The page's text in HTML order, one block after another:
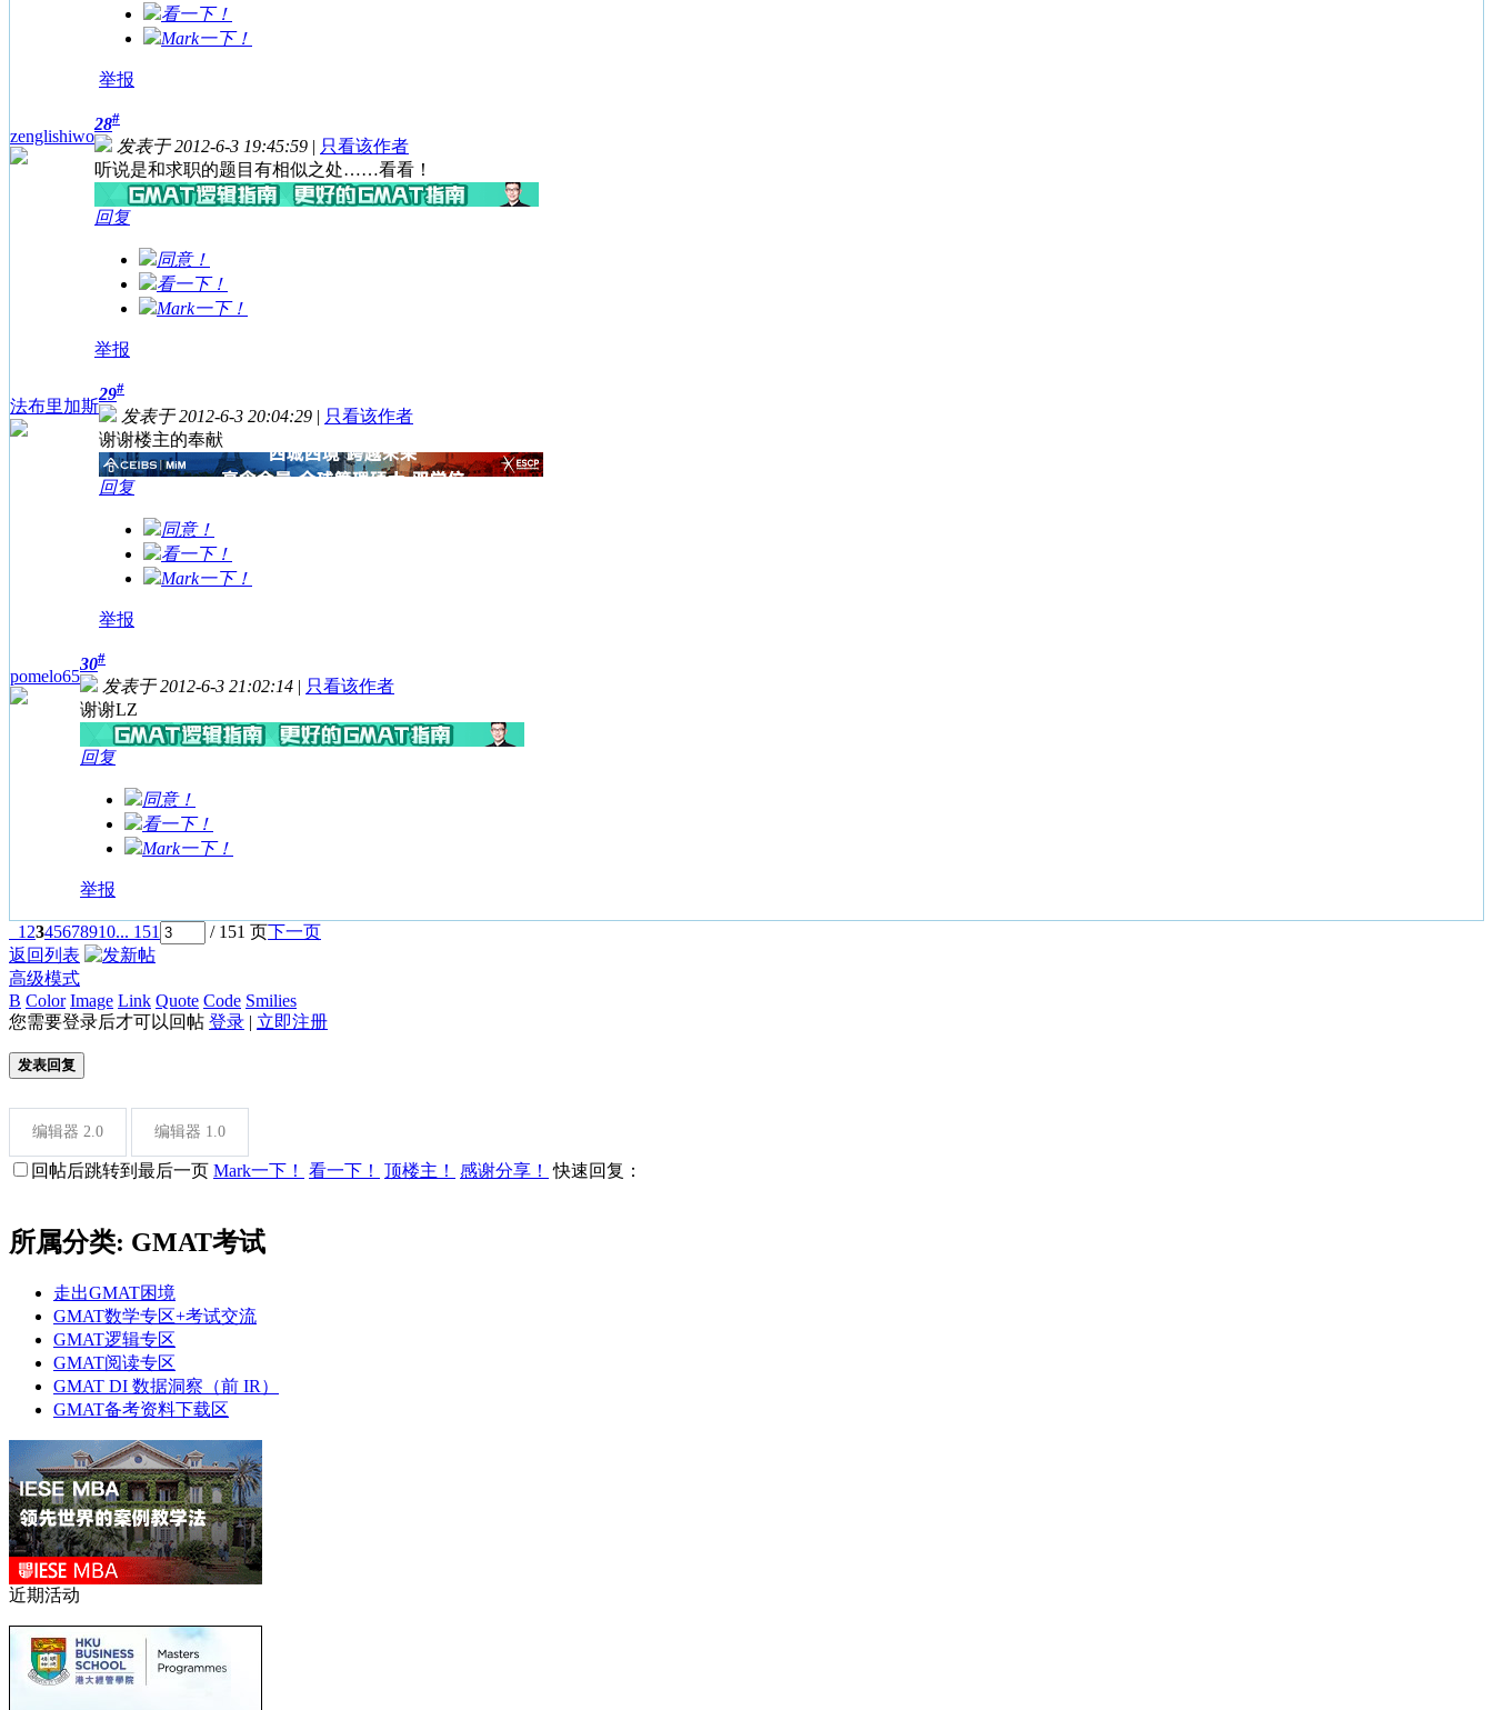
看一下！
Mark一下！
举报
zenglishiwo
28#
发表于 2012-6-3 19:45:59 | 只看该作者
听说是和求职的题目有相似之处……看看！
回复
同意！
看一下！
Mark一下！
举报
法布里加斯
29#
发表于 2012-6-3 20:04:29 | 只看该作者
谢谢楼主的奉献
回复
同意！
看一下！
Mark一下！
举报
pomelo65
30#
发表于 2012-6-3 21:02:14 | 只看该作者
谢谢LZ
回复
同意！
看一下！
Mark一下！
举报
1 2345678910... 151 / 151 页下一页
返回列表
高级模式
B Color Image Link Quote Code Smilies
您需要登录后才可以回帖 登录 | 立即注册
发表回复
编辑器 2.0 编辑器 1.0
回帖后跳转到最后一页 Mark一下！ 看一下！ 顶楼主！ 感谢分享！ 快速回复：
所属分类: GMAT考试
走出GMAT困境
GMAT数学专区+考试交流
GMAT逻辑专区
GMAT阅读专区
GMAT DI 数据洞察（前 IR）
GMAT备考资料下载区
近期活动